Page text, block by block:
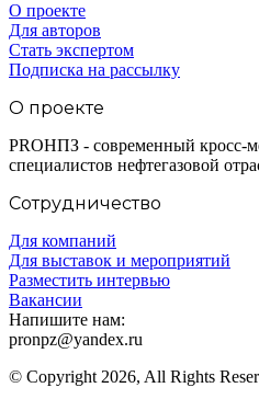
О проекте
Для авторов
Стать экспертом
Подписка на рассылку
О проекте
PROНПЗ - современный кросс-
специалистов нефтегазовой
Сотрудничество
Для компаний
Для выставок и мероприятий
Разместить интервью
Вакансии
Напишите нам:
pronpz@yandex.ru
© Copyright 2026, All Rights